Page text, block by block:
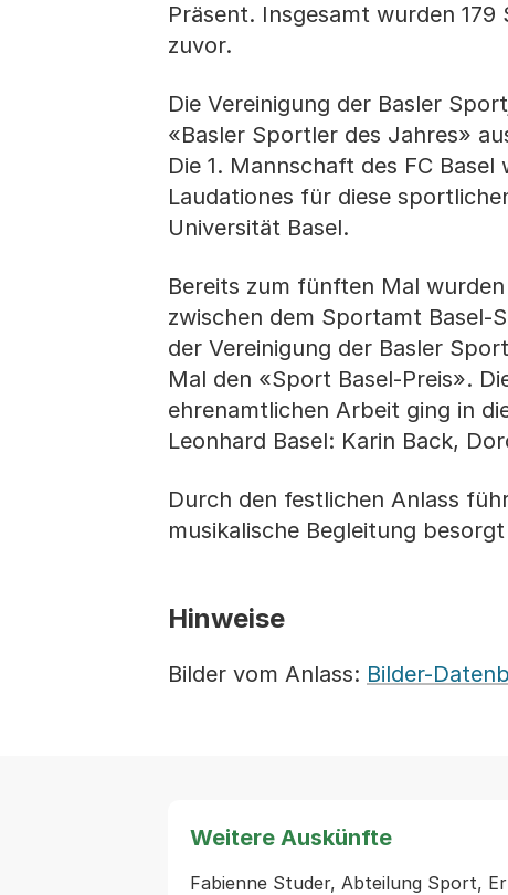
Präsent. Insgesamt wurden
zuvor.
Die Vereinigung der Basler
«Basler Sportler des Jahres»
Die 1. Mannschaft des FC
Laudationes für diese
Universität Basel.
Bereits zum fünften Mal
zwischen dem Sportamt Basel-
der Vereinigung der Basler
Mal den «Sport Basel-Preis».
ehrenamtlichen Arbeit ging in
Leonhard Basel: Karin Back,
Durch den festlichen Anlass
musikalische Begleitung
Hinweise
Bilder vom Anlass: Bilder-
Weitere Auskünfte
Fabienne Studer, Abteilung Sport,